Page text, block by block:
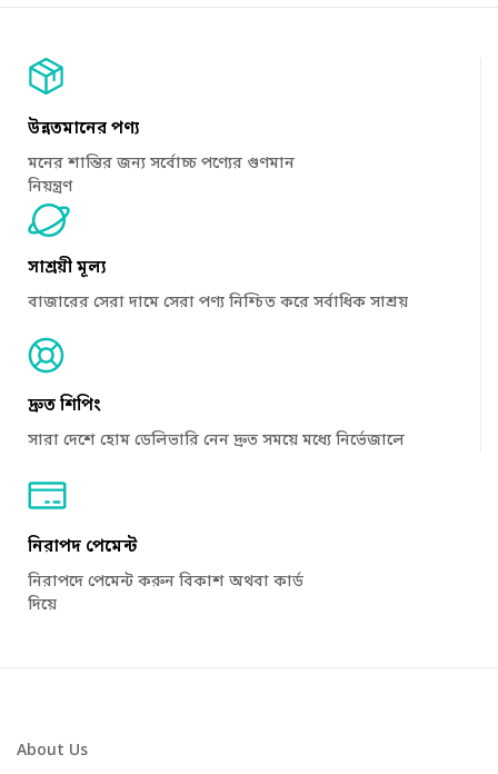
উন্নতমানের পণ্য
মনের শান্তির জন্য সর্বোচ্চ পণ্যের গুণমান
নিয়ন্ত্রণ
সাশ্রয়ী মূল্য
বাজারের সেরা দামে সেরা পণ্য নিশ্চিত করে সর্বাধিক সাশ্রয়
দ্রুত শিপিং
সারা দেশে হোম ডেলিভারি নেন দ্রুত সময়ে মধ্যে নির্ভেজালে
নিরাপদ পেমেন্ট
নিরাপদে পেমেন্ট করুন বিকাশ অথবা কার্ড
দিয়ে
About Us